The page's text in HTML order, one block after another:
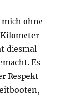
ohne
diesmal
Es
Respekt